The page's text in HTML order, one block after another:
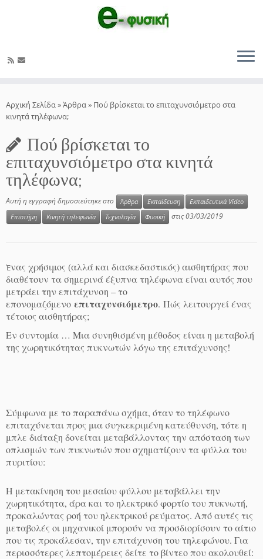
στο
περιεχόμενο
Αρχική Σελίδα»Άρθρα» Πού βρίσκεται το επιταχυνσιόμετρο στα
κινητά τηλέφωνα;
Πού βρίσκεται το
επιταχυνσιόμετρο στα κινητά
τηλέφωνα;
Αυτή η εγγραφή δημοσιεύτηκε στο Άρθρα Εκπαίδευση
Εκπαιδευτικά Video
Επιστήμη
Κινητή τηλεφωνία Τεχνολογία Φυσική στις03/03/2019
Ένας χρήσιμος (αλλά και διασκεδαστικός) αισθητήρας που
διαθέτουν τα σημερινά έξυπνα τηλέφωνα είναι αυτός που
μετράει την επιτάχυνση – το
επονομαζόμενο επιταχυνσιόμετρο. Πώς λειτουργεί ένας
τέτοιος αισθητήρας;
Εν συντομία … Μια συνηθισμένη μέθοδος είναι η μεταβολή
της χωρητικότητας πυκνωτών λόγω της επιτάχυνσης!
Σύμφωνα με το παραπάνω σχήμα, όταν το τηλέφωνο
επιταχύνεται προς μια συγκεκριμένη κατεύθυνση, τότε η
μπλε διάταξη δονείται μεταβάλλοντας την απόσταση των
οπλισμών των πυκνωτών που σχηματίζουν τα φύλλα του
πυριτίου:
Η μετακίνηση του μεσαίου φύλλου μεταβάλλει την
χωρητικότητα, άρα και το ηλεκτρικό φορτίο του πυκνωτή,
προκαλώντας ροή του ηλεκτρικού ρεύματος. Από αυτές τις
μεταβολές οι μηχανικοί μπορούν να προσδιορίσουν το αίτιο
που τις προκάλεσαν, την επιτάχυνση του τηλεφώνου. Για
περισσότερες λεπτομέρειες δείτε το βίντεο που ακολουθεί: